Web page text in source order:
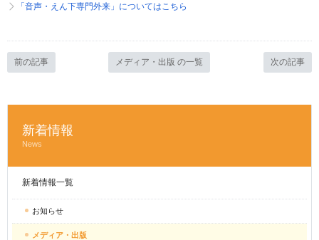
「音声・えん下専門外来」についてはこちら
前の記事 メディア・出版 の一覧 次の記事
新着情報
News
新着情報一覧
お知らせ
メディア・出版